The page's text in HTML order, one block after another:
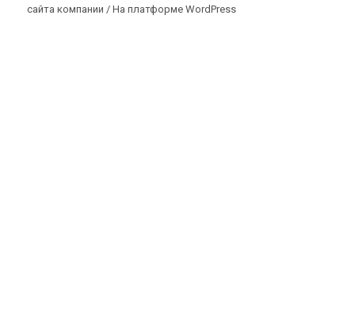
сайта компании /На платформе WordPress